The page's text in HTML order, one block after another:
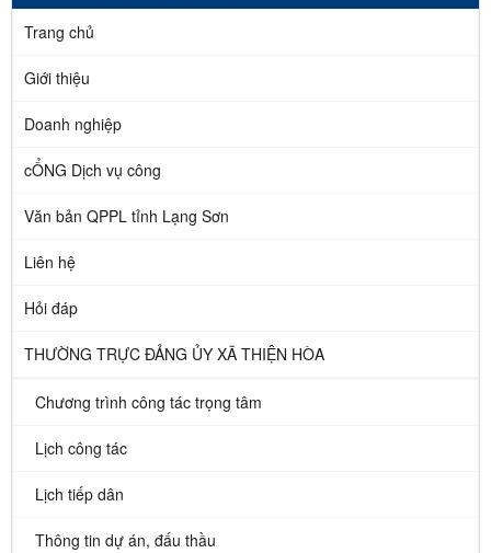
Trang chủ
Giới thiệu
Doanh nghiệp
cỔNG Dịch vụ công
Văn bản QPPL tỉnh Lạng Sơn
Liên hệ
Hỏi đáp
THƯỜNG TRỰC ĐẢNG ỦY XÃ THIỆN HÒA
Chương trình công tác trọng tâm
Lịch công tác
Lịch tiếp dân
Thông tin dự án, đấu thầu